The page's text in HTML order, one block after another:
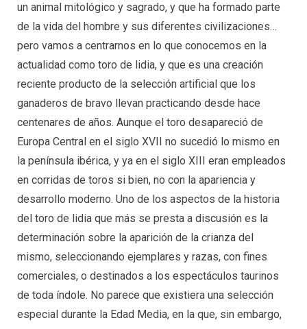
un animal mitológico y sagrado, y que ha formado parte
de la vida del hombre y sus diferentes civilizaciones…
pero vamos a centrarnos en lo que conocemos en la
actualidad como toro de lidia, y que es una creación
reciente producto de la selección artificial que los
ganaderos de bravo llevan practicando desde hace
centenares de años. Aunque el toro desapareció de
Europa Central en el siglo XVII no sucedió lo mismo en
la península ibérica, y ya en el siglo XIII eran empleados
en corridas de toros si bien, no con la apariencia y
desarrollo moderno. Uno de los aspectos de la historia
del toro de lidia que más se presta a discusión es la
determinación sobre la aparición de la crianza del
mismo, seleccionando ejemplares y razas, con fines
comerciales, o destinados a los espectáculos taurinos
de toda índole. No parece que existiera una selección
especial durante la Edad Media, en la que, sin embargo,